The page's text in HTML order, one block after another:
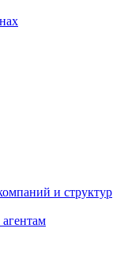
и структур